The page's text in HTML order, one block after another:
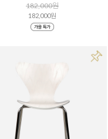
182,000원
182,000원